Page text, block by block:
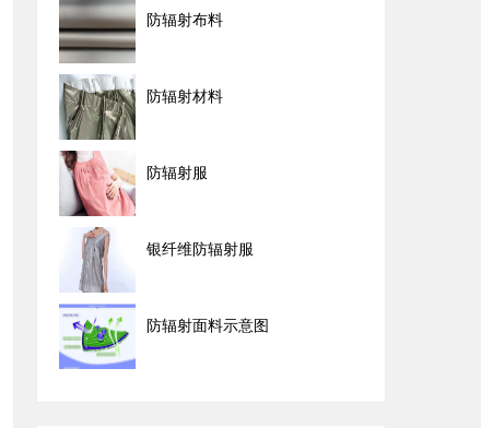
防辐射布料
防辐射材料
防辐射服
银纤维防辐射服
防辐射面料示意图